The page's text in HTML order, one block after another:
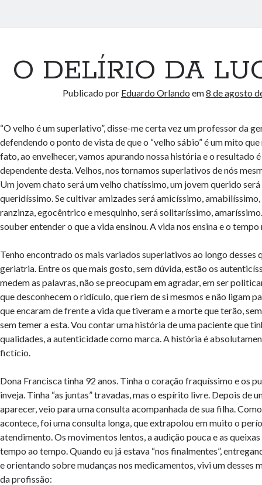
O DELÍRIO DA
Publicado por Eduardo Orlando em8 de agosto
“O velho é um superlativo”, disse-me certa vez um professor da
defendendo o ponto de vista de que o “velho sábio” é um mito que
fato, ao envelhecer, vamos apurando nossa história e o resultado
dependente desta. Velhos, nos tornamos superlativos de nós
Um jovem chato será um velho chatíssimo, um jovem querido
queridíssimo. Se cultivar amizades será amicíssimo,
ranzinza, egocêntrico e mesquinho, será solitaríssimo,
souber entender o que a vida ensinou. A vida nos ensina e o tempo
Tenho encontrado os mais variados superlativos ao longo desses
geriatria. Entre os que mais gosto, sem dúvida, estão os
medem as palavras, não se preocupam em agradar, em ser
que desconhecem o ridículo, que riem de si mesmos e não ligam
que encaram de frente a vida que tiveram e a morte que terão,
sem temer a esta. Vou contar uma história de uma paciente que
qualidades, a autenticidade como marca. A história é
fictício.
Dona Francisca tinha 92 anos. Tinha o coração fraquíssimo e os
inveja. Tinha “as juntas” travadas, mas o espírito livre. Depois de
aparecer, veio para uma consulta acompanhada de sua filha.
acontece, foi uma consulta longa, que extrapolou em muito o
atendimento. Os movimentos lentos, a audição pouca e as
tempo ao tempo. Quando eu já estava “nos finalmentes”,
e orientando sobre mudanças nos medicamentos, vivi um desses
da profissão: